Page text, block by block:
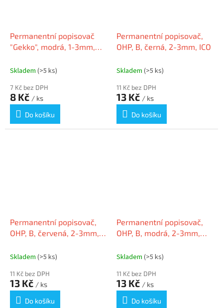
Permanentní popisovač
"Gekko", modrá, 1-3mm,
Skladem (>5 ks)
7 Kč bez DPH
8 Kč / ks
Do košíku
Permanentní popisovač,
OHP, B, černá, 2-3mm, ICO
Skladem (>5 ks)
11 Kč bez DPH
13 Kč / ks
Do košíku
Permanentní popisovač,
OHP, B, červená, 2-3mm,
Skladem (>5 ks)
11 Kč bez DPH
13 Kč / ks
Do košíku
Permanentní popisovač,
OHP, B, modrá, 2-3mm,
Skladem (>5 ks)
11 Kč bez DPH
13 Kč / ks
Do košíku